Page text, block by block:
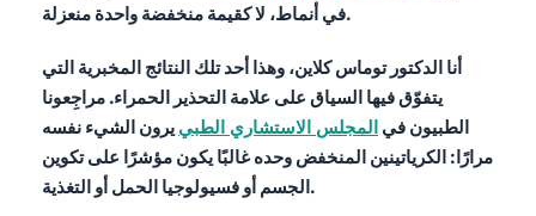
في أنماط، لا كقيمة منخفضة واحدة منعزلة.
أنا الدكتور توماس كلاين، وهذا أحد تلك النتائج المخبرية التي
يتفوّق فيها السياق على علامة التحذير الحمراء. مراجِعونا
الطبيون في المجلس الاستشاري الطبي يرون الشيء نفسه
مرارًا: الكرياتينين المنخفض وحده غالبًا يكون مؤشرًا على تكوين
الجسم أو فسيولوجيا الحمل أو التغذية.